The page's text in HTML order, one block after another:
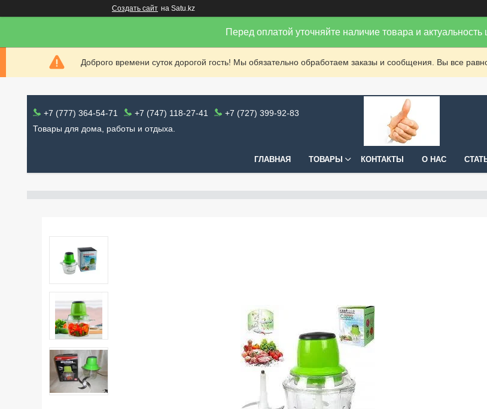
Создать сайт на Satu.kz
Перед оплатой уточняйте наличие товара и актуальность
Доброго времени суток дорогой гость! Мы обязательно обработаем заказы и сообщения. Вы все
+7 (777) 364-54-71 +7 (747) 118-27-41
+7 (727) 399-92-83
Товары для дома, работы и отдыха.
ГЛАВНАЯ ТОВАРЫ КОНТАКТЫ О НАС